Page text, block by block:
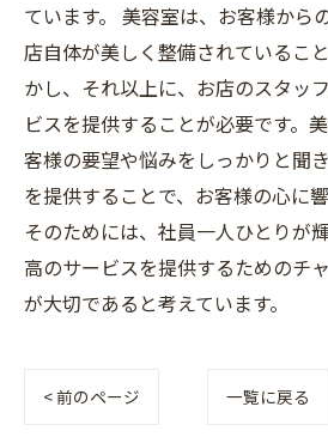
ています。 美容室は、お客様から
店自体が美しく整備されているこ
かし、それ以上に、お店のスタッ
ビスを提供することが必要です。
客様の要望や悩みをしっかりと聞
を提供することで、お客様の心に
そのためには、社員一人ひとりが
高のサービスを提供するためのチ
が大切であると考えています。
< 前のページ 一覧に戻る